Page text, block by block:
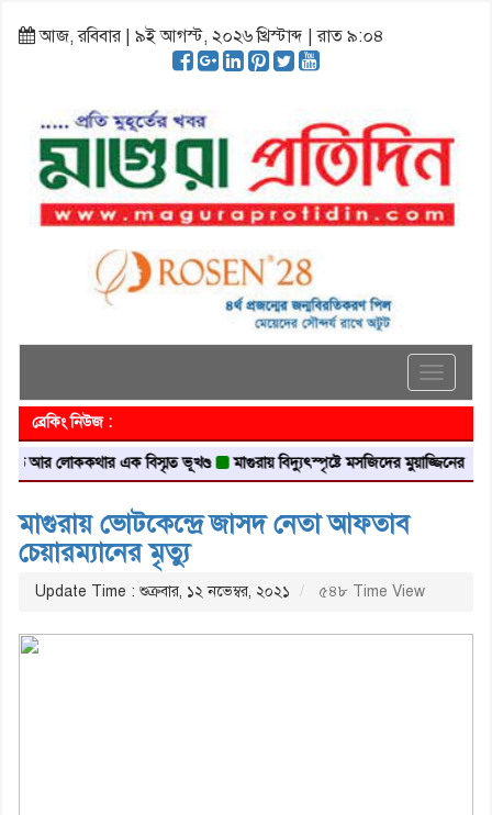
আজ, রবিবার | ৯ই আগস্ট, ২০২৬ খ্রিস্টাব্দ | রাত ৯:০৪
Toggle
ব্রেকিং নিউজ :
লোককথার এক বিস্মৃত ভূখণ্ড মাগুরায় বিদ্যুৎস্পৃষ্টে মসজিদের মুয়াজ্জিনের মৃত্যু
মাগুরায় ভোটকেন্দ্রে জাসদ নেতা আফতাব
চেয়ারম্যানের মৃত্যু
Update Time : শুক্রবার, ১২ নভেম্বর, ২০২১ ৫৪৮ Time View